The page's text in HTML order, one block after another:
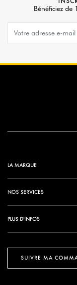
Bénéficiez de
SUIVRE MA
LA MARQUE
NOS SERVICES
PLUS D'INFOS